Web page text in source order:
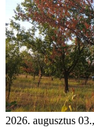
2026. augusztus